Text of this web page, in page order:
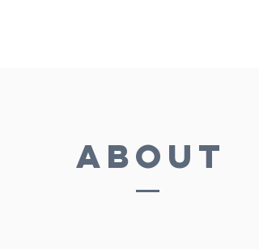
About